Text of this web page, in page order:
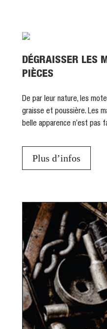
DÉGRAISSER LES
PIÈCES
De par leur nature, les
graisse et poussière. Les
belle apparence n’est pas
Plus d’infos